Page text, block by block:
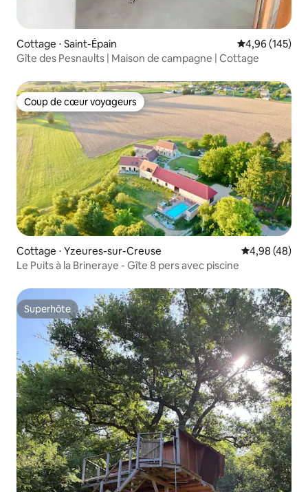
Cottage ⋅ Saint-Épain Évaluation
4,96 (145)
Gîte des Pesnaults | Maison de campagne | Cottage
Coup de cœur voyageurs
Coup de cœur voyageurs
Cottage ⋅ Yzeures-sur-Creuse Évaluation
4,98 (48)
Le Puits à la Brineraye - Gîte 8 pers avec piscine
Superhôte
Superhôte